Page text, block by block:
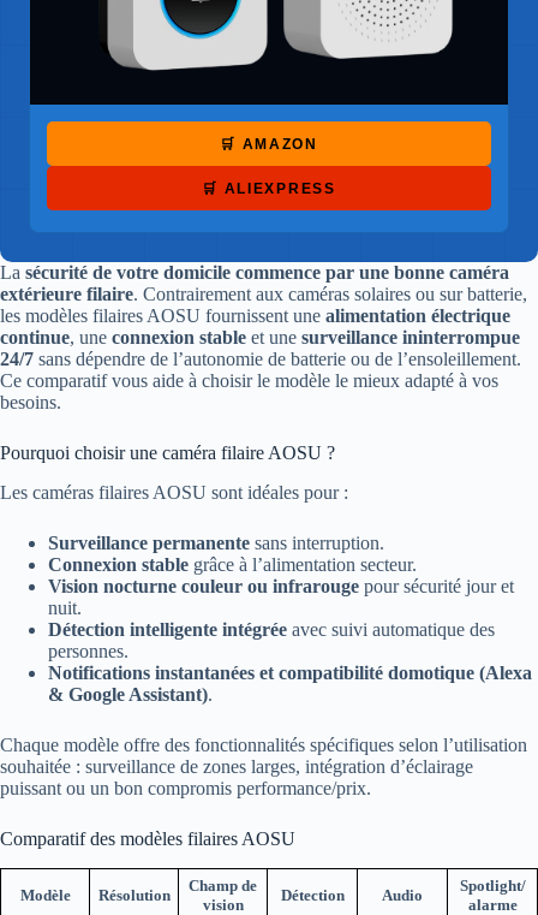
🛒 AMAZON
🛒 ALIEXPRESS
La sécurité de votre domicile commence par une bonne caméra
extérieure filaire. Contrairement aux caméras solaires ou sur batterie,
les modèles filaires AOSU fournissent une alimentation électrique
continue, une connexion stable et une surveillance ininterrompue
24/7 sans dépendre de l’autonomie de batterie ou de l’ensoleillement.
Ce comparatif vous aide à choisir le modèle le mieux adapté à vos
besoins.
Pourquoi choisir une caméra filaire AOSU ?
Les caméras filaires AOSU sont idéales pour :
Surveillance permanente sans interruption.
Connexion stable grâce à l’alimentation secteur.
Vision nocturne couleur ou infrarouge pour sécurité jour et
nuit.
Détection intelligente intégrée avec suivi automatique des
personnes.
Notifications instantanées et compatibilité domotique (Alexa
& Google Assistant).
Chaque modèle offre des fonctionnalités spécifiques selon l’utilisation
souhaitée : surveillance de zones larges, intégration d’éclairage
puissant ou un bon compromis performance/prix.
Comparatif des modèles filaires AOSU
Modèle Résolution
Champ de
vision
Détection Audio
Spotlight/
alarme